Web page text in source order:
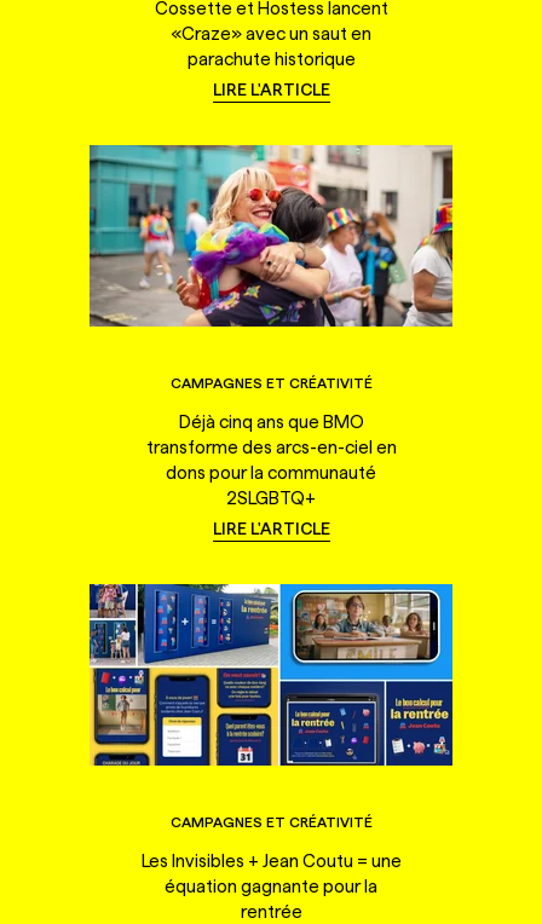
Cossette et Hostess lancent
«Craze» avec un saut en
parachute historique
LIRE L'ARTICLE
CAMPAGNES ET CRÉATIVITÉ
Déjà cinq ans que BMO
transforme des arcs-en-ciel en
dons pour la communauté
2SLGBTQ+
LIRE L'ARTICLE
CAMPAGNES ET CRÉATIVITÉ
Les Invisibles + Jean Coutu = une
équation gagnante pour la
rentrée